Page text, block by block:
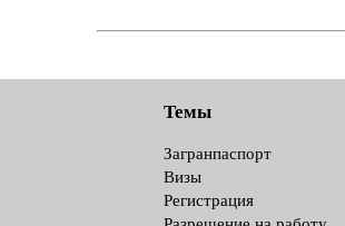
Темы
Загранпаспорт
Визы
Регистрация